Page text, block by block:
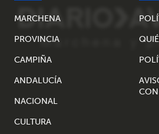
MARCHENA
PROVINCIA
CAMPIÑA
ANDALUCÍA
NACIONAL
CULTURA